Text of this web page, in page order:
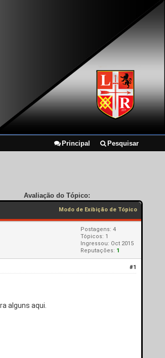
Principal Pesquisar
Avaliação do Tópico:
Modo de Exibição de Tópico
Postagens: 4
Tópicos: 1
Ingressou: Oct 2015
Reputações: 1
#1
alguns aqui.